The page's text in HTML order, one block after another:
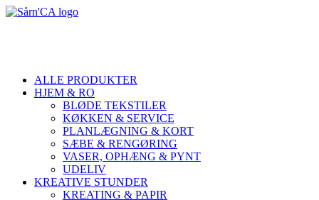
ALLE PRODUKTER
HJEM & RO
BLØDE TEKSTILER
KØKKEN & SERVICE
PLANLÆGNING & KORT
SÆBE & RENGØRING
VASER, OPHÆNG & PYNT
UDELIV
KREATIVE STUNDER
KREATING & PAPIR